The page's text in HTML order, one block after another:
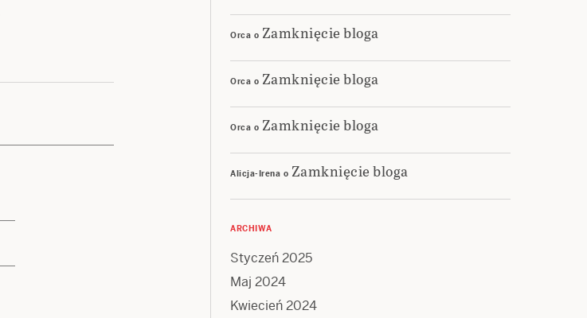
Orca o Zamknięcie bloga
Orca o Zamknięcie bloga
Orca o Zamknięcie bloga
Alicja-Irena o Zamknięcie bloga
ARCHIWA
Styczeń 2025
Maj 2024
Kwiecień 2024